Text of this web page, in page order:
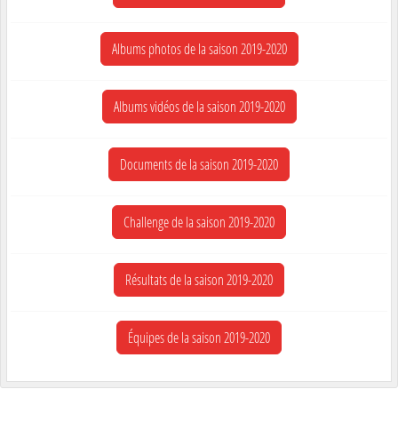
Albums photos de la saison 2019-2020
Albums vidéos de la saison 2019-2020
Documents de la saison 2019-2020
Challenge de la saison 2019-2020
Résultats de la saison 2019-2020
Équipes de la saison 2019-2020